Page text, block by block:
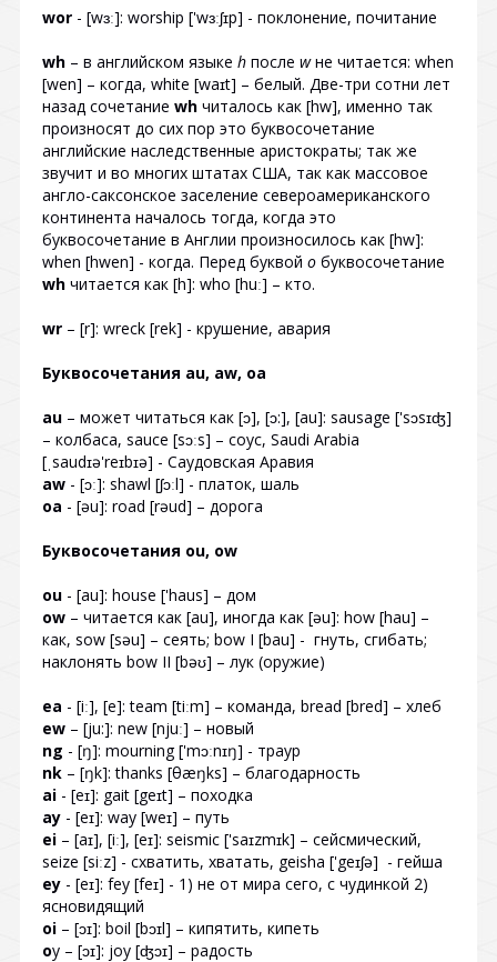
wor - [wɜː]: worship ['wɜːʃɪp] - поклонение, почитание
wh – в английском языке h после wне читается: when
[wen] – когда, white [waɪt] – белый. Две-три сотни лет
назад сочетание wh читалось как [hw], именно так
произносят до сих пор это буквосочетание
английские наследственные аристократы; так же
звучит и во многих штатах США, так как массовое
англо-саксонское заселение североамериканского
континента началось тогда, когда это
буквосочетание в Англии произносилось как [hw]:
when [hwen] - когда. Перед буквой o буквосочетание
wh читается как [h]: who [huː] – кто.
wr – [r]: wreck [rek] - крушение, авария
Буквосочетания au, aw, oa
au – может читаться как [ɔ], [ɔ:], [au]: sausage ['sɔsɪʤ]
– колбаса, sauce [sɔːs] – соус, Saudi Arabia
[ˌsaudɪə'reɪbɪə] - Саудовская Аравия
aw - [ɔː]: shawl [ʃɔːl] - платок, шаль
oa - [əu]: road [rəud] – дорога
Буквосочетания ou, ow
ou - [au]: house ['haus] – дом
ow – читается как [au], иногда как [əu]: how [hau] –
как, sow [səu] – сеять; bow I [bau] - гнуть, сгибать;
наклонять bow II [bəʊ] – лук (оружие)
ea - [iː], [e]: team [tiːm] – команда, bread [bred] – хлеб
ew – [ju:]: new [njuː] – новый
ng - [ŋ]: mourning ['mɔːnɪŋ] - траур
nk – [ŋk]: thanks [θæŋks] – благодарность
ai - [eɪ]: gait [geɪt] – походка
ay - [eɪ]: way [weɪ] – путь
ei – [aɪ], [iː], [eɪ]: seismic ['saɪzmɪk] – сейсмический,
seize [siːz] - схватить, хватать, geisha ['geɪʃə] - гейша
ey - [eɪ]: fey [feɪ] - 1) не от мира сего, с чудинкой 2)
ясновидящий
oi – [ɔɪ]: boil [bɔɪl] – кипятить, кипеть
oy – [ɔɪ]: joy [ʤɔɪ] – радость